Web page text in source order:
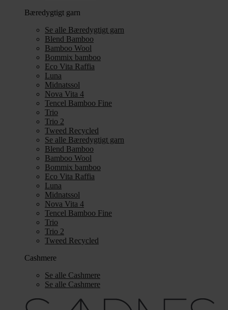
Bæredygtigt garn
Se alle Bæredygtigt garn
Blend Bamboo
Bamboo Wool
Bommix bamboo
Eco Vita Raffia
Luna
Midnatssol
Nova Vita 4
Tencel Bamboo Fine
Trio
Trio 2
Tweed Recycled
Se alle Bæredygtigt garn
Blend Bamboo
Bamboo Wool
Bommix bamboo
Eco Vita Raffia
Luna
Midnatssol
Nova Vita 4
Tencel Bamboo Fine
Trio
Trio 2
Tweed Recycled
Cashmere
Se alle Cashmere
Se alle Cashmere